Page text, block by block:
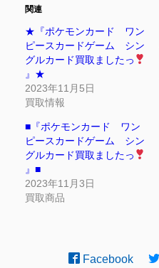
関連
★『ポケモンカード ワン
ピースカードゲーム シン
グルカード買取ましたっ
』★
2023年11月5日
買取情報
■『ポケモンカード ワン
ピースカードゲーム シン
グルカード買取ましたっ
』■
2023年11月3日
買取商品
Facebook